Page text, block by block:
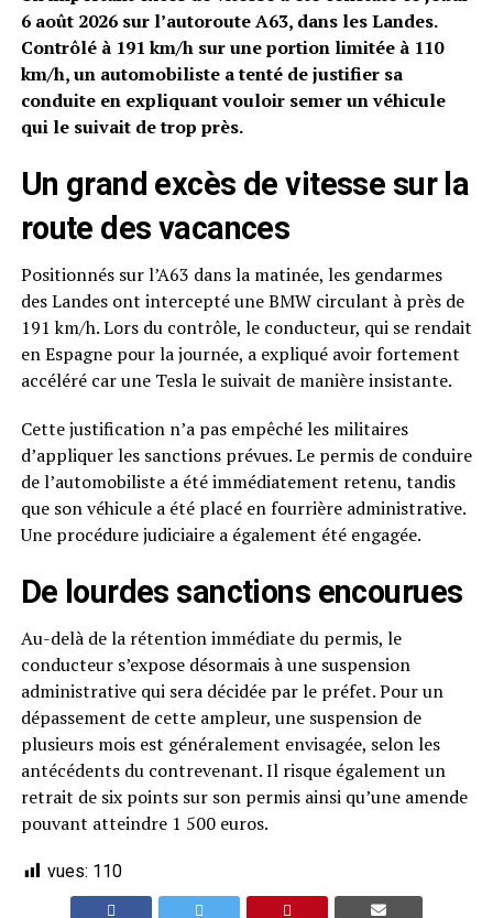
6 août 2026 sur l’autoroute A63, dans les Landes.
Contrôlé à 191 km/h sur une portion limitée à 110
km/h, un automobiliste a tenté de justifier sa
conduite en expliquant vouloir semer un véhicule
qui le suivait de trop près.
Un grand excès de vitesse sur la
route des vacances
Positionnés sur l’A63 dans la matinée, les gendarmes
des Landes ont intercepté une BMW circulant à près de
191 km/h. Lors du contrôle, le conducteur, qui se rendait
en Espagne pour la journée, a expliqué avoir fortement
accéléré car une Tesla le suivait de manière insistante.
Cette justification n’a pas empêché les militaires
d’appliquer les sanctions prévues. Le permis de conduire
de l’automobiliste a été immédiatement retenu, tandis
que son véhicule a été placé en fourrière administrative.
Une procédure judiciaire a également été engagée.
De lourdes sanctions encourues
Au-delà de la rétention immédiate du permis, le
conducteur s’expose désormais à une suspension
administrative qui sera décidée par le préfet. Pour un
dépassement de cette ampleur, une suspension de
plusieurs mois est généralement envisagée, selon les
antécédents du contrevenant. Il risque également un
retrait de six points sur son permis ainsi qu’une amende
pouvant atteindre 1 500 euros.
vues: 110